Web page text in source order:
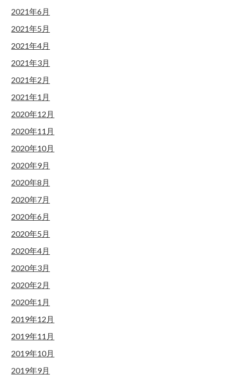
2021年6月
2021年5月
2021年4月
2021年3月
2021年2月
2021年1月
2020年12月
2020年11月
2020年10月
2020年9月
2020年8月
2020年7月
2020年6月
2020年5月
2020年4月
2020年3月
2020年2月
2020年1月
2019年12月
2019年11月
2019年10月
2019年9月